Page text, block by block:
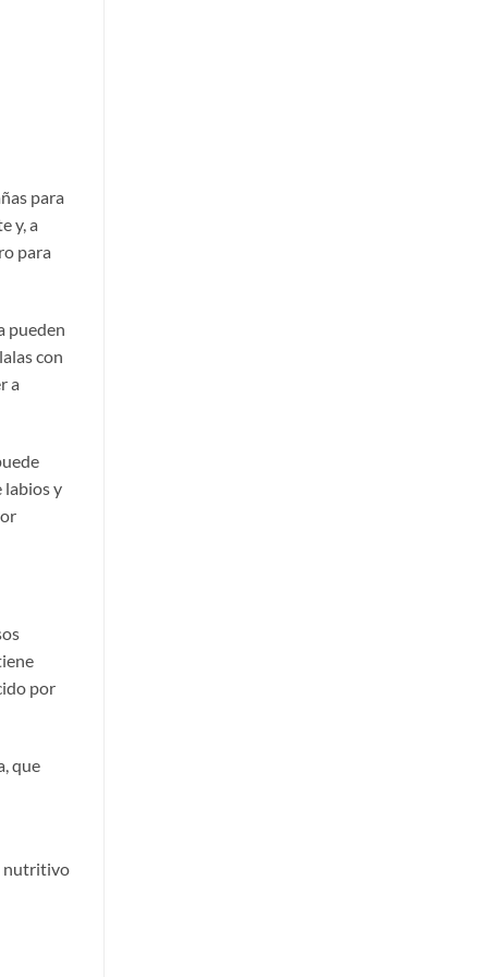
para
y, a
para
pueden
con
a
labios y
por
que
nutritivo